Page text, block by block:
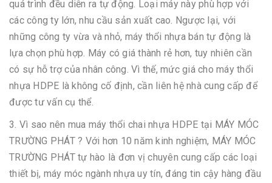
quá trình đều diễn ra tự động. Loại máy này phù hợp với
các công ty lớn, nhu cầu sản xuất cao. Ngược lại, với
những công ty vừa và nhỏ, máy thổi nhựa bán tự động là
lựa chọn phù hợp. Máy có giá thành rẻ hơn, tuy nhiên cần
có sự hỗ trợ của nhân công. Vì thế, mức giá cho máy thổi
nhựa HDPE là không cố định, cần liên hệ nhà cung cấp để
được tư vấn cụ thể.
3. Vì sao nên mua máy thổi chai nhựa HDPE tại MÁY MÓC
TRƯỜNG PHÁT ? Với hơn 10 năm kinh nghiệm, MÁY MÓC
TRƯỜNG PHÁT tự hào là đơn vị chuyên cung cấp các loại
thiết bị, máy móc ngành nhựa uy tín, đáng tin cậy hàng đầu